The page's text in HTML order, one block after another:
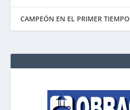
CAMPEÓN EN EL PRIMER TIEMPO